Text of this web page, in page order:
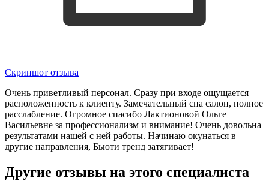
Скриншот отзыва
Очень приветливый персонал. Сразу при входе ощущается
расположенность к клиенту. Замечательный спа салон, полное
расслабление. Огромное спасибо Лактионовой Ольге
Васильевне за профессионализм и внимание! Очень довольна
результатами нашей с ней работы. Начинаю окунаться в
другие направления, Бьюти тренд затягивает!
Другие отзывы на этого специалиста